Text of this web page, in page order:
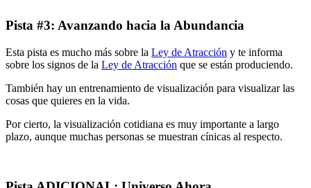
Pista #3: Avanzando hacia la Abundancia
Esta pista es mucho más sobre la Ley de Atracción y te informa
sobre los signos de la Ley de Atracción que se están produciendo.
También hay un entrenamiento de visualización para visualizar las
cosas que quieres en la vida.
Por cierto, la visualización cotidiana es muy importante a largo
plazo, aunque muchas personas se muestran cínicas al respecto.